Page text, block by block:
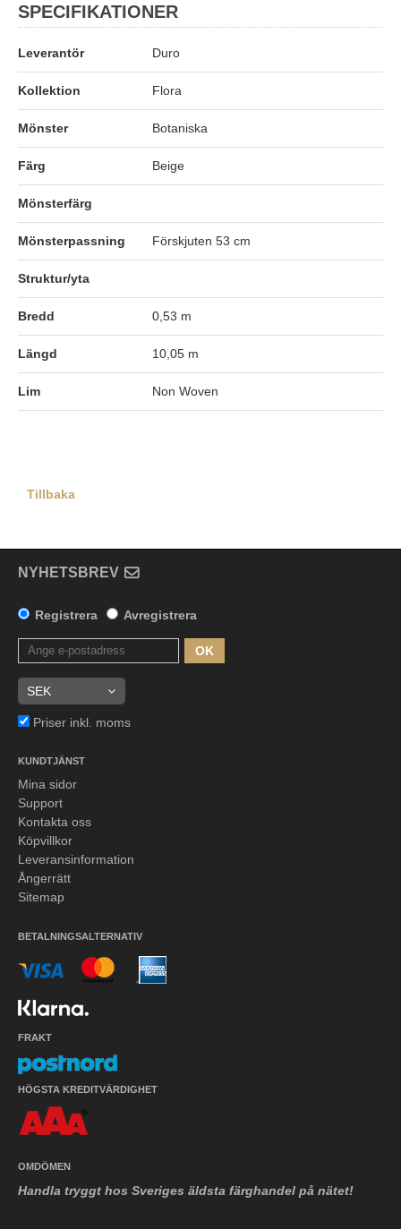
SPECIFIKATIONER
Leverantör Duro
Kollektion Flora
Mönster Botaniska
Färg Beige
Mönsterfärg
Mönsterpassning Förskjuten 53 cm
Struktur/yta
Bredd 0,53 m
Längd 10,05 m
Lim Non Woven
Tillbaka
NYHETSBREV
Registrera Avregistrera
OK
Priser inkl. moms
KUNDTJÄNST
Mina sidor
Support
Kontakta oss
Köpvillkor
Leveransinformation
Ångerrätt
Sitemap
BETALNINGSALTERNATIV
FRAKT
HÖGSTA KREDITVÄRDIGHET
OMDÖMEN
Handla tryggt hos Sveriges äldsta färghandel på nätet!